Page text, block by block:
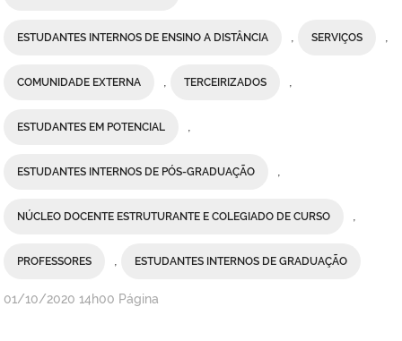
ESTUDANTES INTERNOS DE ENSINO A DISTÂNCIA SERVIÇOS
COMUNIDADE EXTERNA TERCEIRIZADOS
ESTUDANTES EM POTENCIAL
ESTUDANTES INTERNOS DE PÓS-GRADUAÇÃO
NÚCLEO DOCENTE ESTRUTURANTE E COLEGIADO DE CURSO
PROFESSORES ESTUDANTES INTERNOS DE GRADUAÇÃO
publicado
01/10/2020 14h00 Página